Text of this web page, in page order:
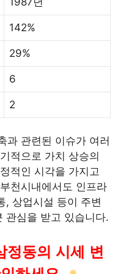
142%
29%
6
2
과 관련된 이슈가 여러
적으로 가치 상승의
적인 시각을 가지고
천시내에서도 인프라
, 상업시설 등이 주변
관심을 받고 있습니다.
정동의 시세 변